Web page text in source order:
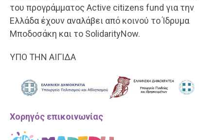
του προγράμματος Active citizens fund για την
Ελλάδα έχουν αναλάβει από κοινού το Ίδρυμα
Μποδοσάκη και το SolidarityNow.
ΥΠΟ ΤΗΝ ΑΙΓΙΔΑ
Χορηγός επικοινωνίας